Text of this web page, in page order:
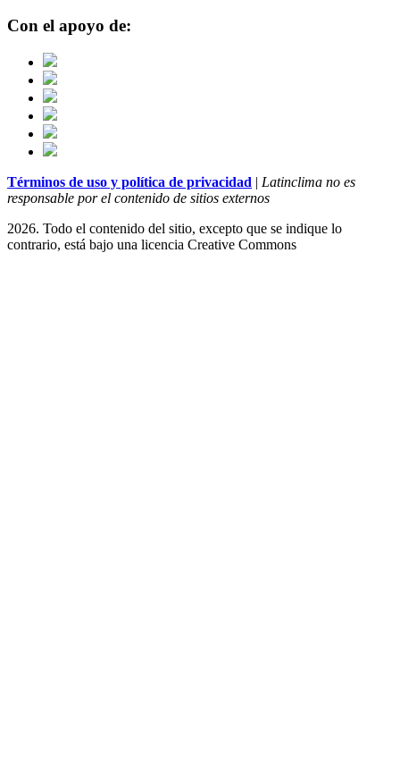
Con el apoyo de:
Términos de uso y política de privacidad | Latinclima no es
responsable por el contenido de sitios externos
2026. Todo el contenido del sitio, excepto que se indique lo
contrario, está bajo una licencia Creative Commons